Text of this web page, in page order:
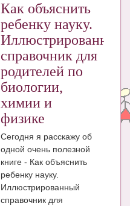
Как объяснить
ребенку науку.
Иллюстрированный
справочник для
родителей по
биологии,
химии и
физике
Сегодня я расскажу об
одной очень полезной
книге - Как объяснить
ребенку науку.
Иллюстрированный
справочник для